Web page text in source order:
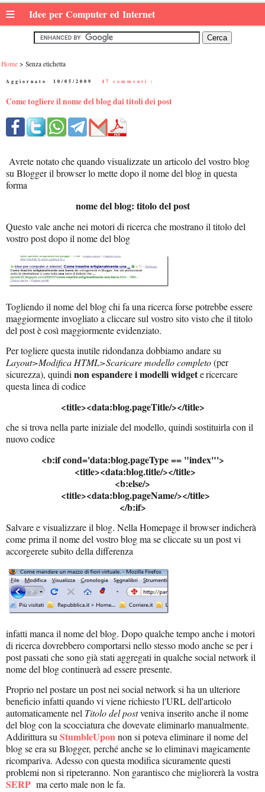
≡ Idee per Computer ed Internet
Home Senza etichetta
Aggiornato: 10/05/2009 47 commenti :
Come togliere il nome del blog dai titoli dei post
Avrete notato che quando visualizzate un articolo del vostro blog
su Blogger il browser lo mette dopo il nome del blog in questa
forma
nome del blog: titolo del post
Questo vale anche nei motori di ricerca che mostrano il titolo del
vostro post dopo il nome del blog
Togliendo il nome del blog chi fa una ricerca forse potrebbe essere
maggiormente invogliato a cliccare sul vostro sito visto che il titolo
del post è così maggiormente evidenziato.
Per togliere questa inutile ridondanza dobbiamo andare su
Layout>Modifica HTML>Scaricare modello completo(per
sicurezza), quindinon espandere i modelli widgetericercare
questa linea di codice
<title><data:blog.pageTitle/></title>
che si trova nella parte iniziale del modello, quindi sostituirla con il
nuovo codice
<b:if cond='data:blog.pageType == "index"'>
<title><data:blog.title/></title>
<b:else/>
<title><data:blog.pageName/></title>
</b:if>
Salvare e visualizzare il blog. Nella Homepage il browser indicherà
come prima il nome del vostro blog ma se cliccate su un post vi
accorgerete subito della differenza
infatti manca il nome del blog. Dopo qualche tempo anche i motori
di ricerca dovrebbero comportarsi nello stesso modo anche se per i
post passati che sono già stati aggregati in qualche social network il
nome del blog continuerà ad essere presente.
Proprio nel postare un post nei social network si ha un ulteriore
beneficio infatti quando vi viene richiesto l'URL dell'articolo
automaticamente nel Titolo del postveniva inserito anche il nome
del blog con la scocciatura che dovevate eliminarlo manualmente.
Addirittura su StumbleUponnon si poteva eliminare il nome del
blog se era su Blogger, perché anche se lo eliminavi magicamente
ricompariva. Adesso con questa modifica sicuramente questi
problemi non si ripeteranno. Non garantisco che migliorerà la vostra
SERP ma certo male non le fa.